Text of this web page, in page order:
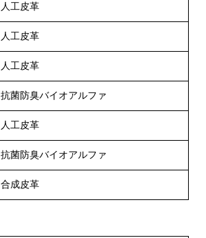
人工皮革
人工皮革
人工皮革
抗菌防臭バイオアルファ
人工皮革
抗菌防臭バイオアルファ
合成皮革